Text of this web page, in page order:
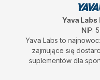
Yava Labs
NIP:
Yava Labs to
zajmujące się
suplementów dla